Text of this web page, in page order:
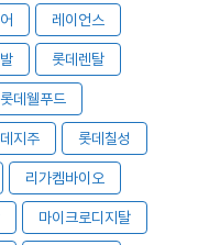
레이언스
롯데렌탈
롯데웰푸드
지주 롯데칠성
리가켐바이오
마이크로디지탈